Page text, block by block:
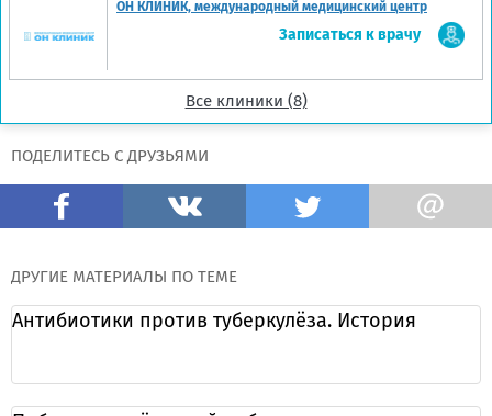
ОН КЛИНИК, международный медицинский центр
Записаться к врачу
Все клиники (8)
ПОДЕЛИТЕСЬ С ДРУЗЬЯМИ
ДРУГИЕ МАТЕРИАЛЫ ПО ТЕМЕ
Антибиотики против туберкулёза. История